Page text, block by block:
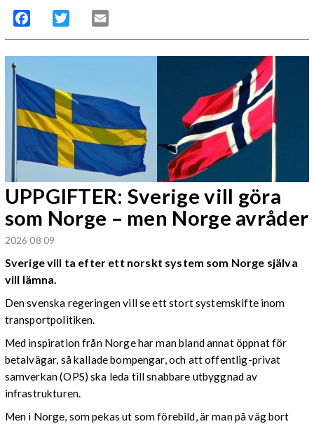
Facebook Twitter
UPPGIFTER: Sverige vill göra
som Norge – men Norge avråder
2026 08 09
Sverige vill ta efter ett norskt system som Norge själva
vill lämna.
Den svenska regeringen vill se ett stort systemskifte inom
transportpolitiken.
Med inspiration från Norge har man bland annat öppnat för
betalvägar, så kallade bompengar, och att offentlig-privat
samverkan (OPS) ska leda till snabbare utbyggnad av
infrastrukturen.
Men i Norge, som pekas ut som förebild, är man på väg bort